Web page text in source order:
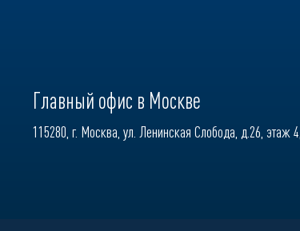
Главный офис в Москве
115280, г. Москва, ул. Ленинская Слобода, д.26, этаж